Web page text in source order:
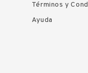
Términos y
Ayuda